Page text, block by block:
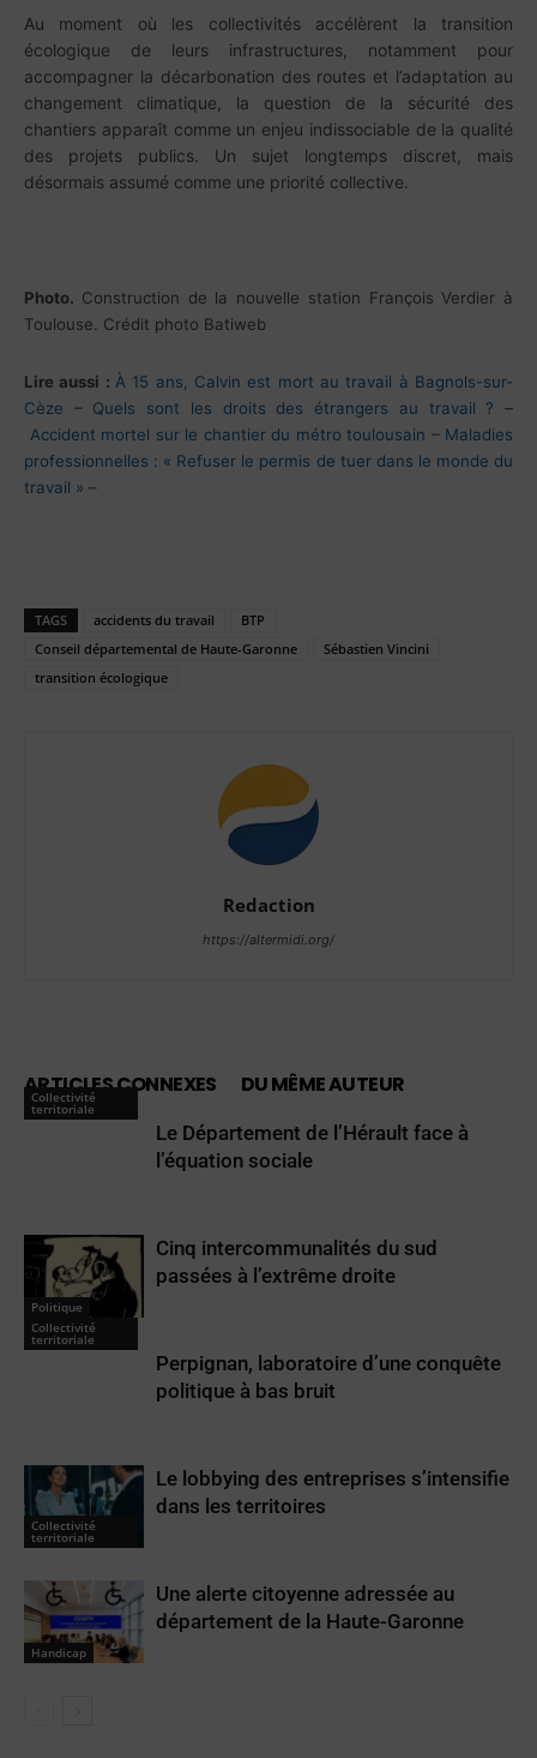
Au moment où les collectivités accélèrent la transition
écologique de leurs infrastructures, notamment pour
accompagner la décarbonation des routes et l’adaptation au
changement climatique, la question de la sécurité des
chantiers apparaît comme un enjeu indissociable de la qualité
des projets publics. Un sujet longtemps discret, mais
désormais assumé comme une priorité collective.
Photo. Construction de la nouvelle station François Verdier à
Toulouse. Crédit photo Batiweb
Lire aussi : À 15 ans, Calvin est mort au travail à Bagnols-sur-
Cèze – Quels sont les droits des étrangers au travail ? –
Accident mortel sur le chantier du métro toulousain – Maladies
professionnelles : « Refuser le permis de tuer dans le monde du
travail » –
TAGS accidents du travail
BTP
Conseil départemental de Haute-Garonne
Sébastien Vincini
transition écologique
Redaction
https://altermidi.org/
ARTICLES CONNEXES DU MÊME AUTEUR
Collectivité
territoriale
Le Département de l’Hérault face à
l’équation sociale
Politique
Cinq intercommunalités du sud
passées à l’extrême droite
Collectivité
territoriale
Perpignan, laboratoire d’une conquête
politique à bas bruit
Collectivité
territoriale
Le lobbying des entreprises s’intensifie
dans les territoires
Handicap
Une alerte citoyenne adressée au
département de la Haute-Garonne